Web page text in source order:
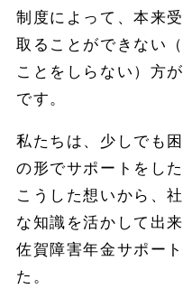
制度によって、本来
取ることができない
ことをしらない）方
です。
私たちは、少しでも
の形でサポートをした
こうした想いから、
な知識を活かして出
佐賀障害年金サポー
た。